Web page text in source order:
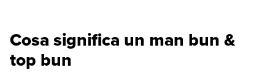
Cosa significa un man bun &
top bun